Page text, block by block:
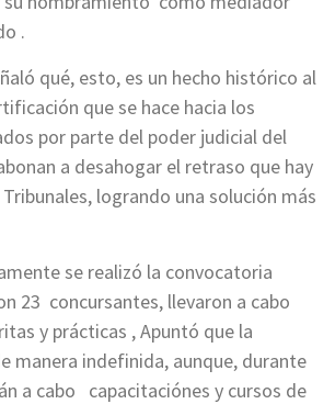
.
qué, esto, es un hecho histórico al
que se hace hacia los
por parte del poder judicial del
a desahogar el retraso que hay
logrando una solución más
se realizó la convocatoria
23 concursantes, llevaron a cabo
y prácticas , Apuntó que la
manera indefinida, aunque, durante
a cabo capacitaciónes y cursos de